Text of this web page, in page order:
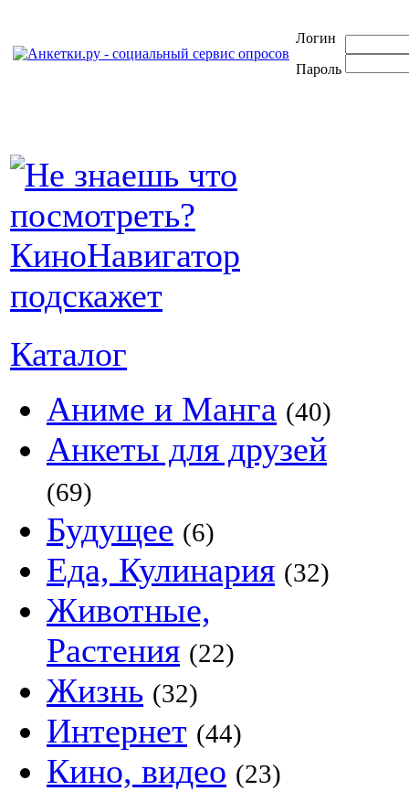
Логин
Пароль
Каталог
Аниме и Манга (40)
Анкеты для друзей
(69)
Будущее (6)
Еда, Кулинария (32)
Животные,
Растения (22)
Жизнь (32)
Интернет (44)
Кино, видео (23)